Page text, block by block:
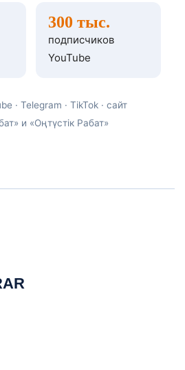
300 тыс.
подписчиков
YouTube
· Telegram · TikTok · сайт
и «Оңтүстік Рабат»